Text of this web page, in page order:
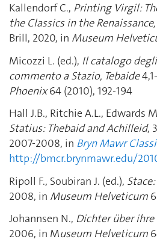
Kallendorf C., Printing Virgil:
the Classics in the Renaissance,
Brill, 2020, in Museum
Micozzi L. (ed.), Il catalogo
commento a Stazio, Tebaide
Phoenix64 (2010), 192-194
Hall J.B., Ritchie A.L., Edwards
Statius: Thebaid and Achilleid,
2007-2008, in Bryn Mawr
http://bmcr.brynmawr.edu/
Ripoll F., Soubiran J. (ed.),
2008, in Museum Helveticum
Johannsen N., Dichter über
2006, in Museum Helveticum